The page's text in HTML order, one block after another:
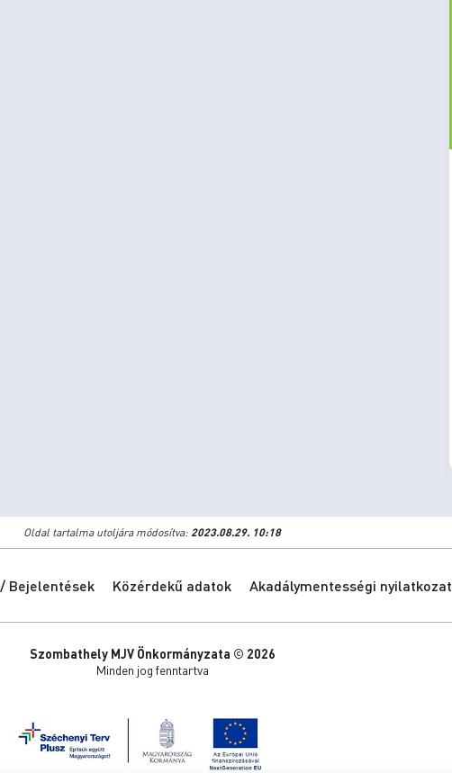
Oldal tartalma utoljára módosítva: 2023.08.29. 10:18
Bejelentések Közérdekű adatok Akadálymentességi nyilatkozat
Szombathely MJV Önkormányzata © 2026
Minden jog fenntartva